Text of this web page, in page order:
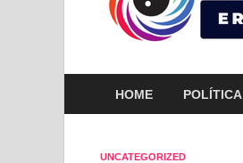
HOME POLÍTICA
UNCATEGORIZED